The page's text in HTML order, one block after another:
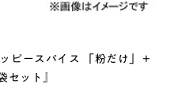
ピースパイス 「粉だけ」＋
セット』